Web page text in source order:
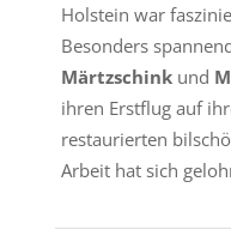
Holstein war
Besonders
Märtzschinkund
ihren Erstflug auf
restaurierten
Arbeit hat sich